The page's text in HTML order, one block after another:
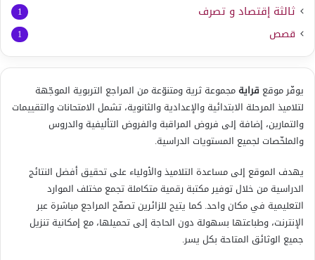
ثالثة إقتصاد و تصرف 1
قصص 1
يوفّر موقع قرايةمجموعة ثرية ومتنوّعة من المراجع التربوية الموجّهة
لتلاميذ المرحلة الابتدائية والإعدادية والثانوية، تشمل الامتحانات والتقييمات
والتمارين، إضافة إلى فروض المراقبة والفروض التأليفية والدروس
والملخّصات لجميع المستويات الدراسية.
يهدف الموقع إلى مساعدة التلاميذ والأولياء على تحقيق أفضل النتائج
الدراسية من خلال توفير مكتبة رقمية متكاملة تجمع مختلف الموارد
التعليمية في مكان واحد. كما يتيح للزائرين تصفّح المراجع مباشرة عبر
الإنترنت، وطباعتها بسهولة دون الحاجة إلى تحميلها، مع إمكانية تنزيل
جميع الوثائق المتاحة بكل يسر.